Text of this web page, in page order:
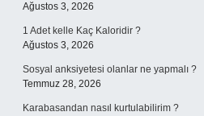
Ağustos 3, 2026
1 Adet kelle Kaç Kaloridir ?
Ağustos 3, 2026
Sosyal anksiyetesi olanlar ne yapmalı ?
Temmuz 28, 2026
Karabasandan nasıl kurtulabilirim ?